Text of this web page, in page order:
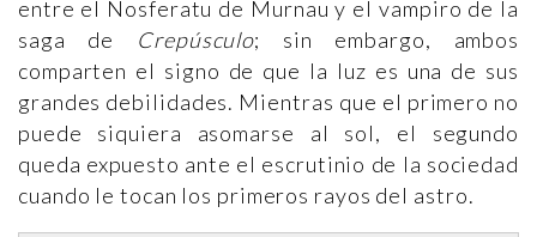
entre el Nosferatu de Murnau y el vampiro de la
saga de Crepúsculo; sin embargo, ambos
comparten el signo de que la luz es una de sus
grandes debilidades. Mientras que el primero no
puede siquiera asomarse al sol, el segundo
queda expuesto ante el escrutinio de la sociedad
cuando le tocan los primeros rayos del astro.